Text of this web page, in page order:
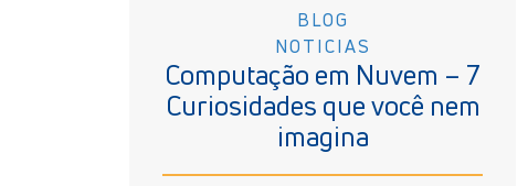
BLOG
NOTICIAS
Computação em Nuvem – 7
Curiosidades que você nem
imagina